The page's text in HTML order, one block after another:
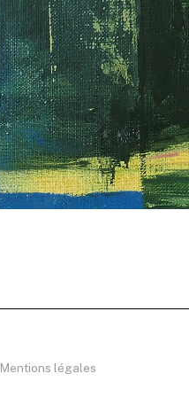
Mentions légales